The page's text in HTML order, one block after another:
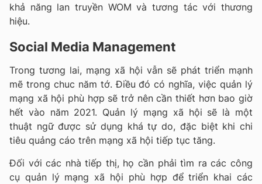
khả năng lan truyền WOM và tương tác với thương
hiệu.
Social Media Management
Trong tương lai, mạng xã hội vẫn sẽ phát triển mạnh
mẽ trong chuc năm tớ. Điều đó có nghĩa, việc quản lý
mạng xã hội phù hợp sẽ trở nên cần thiết hơn bao giờ
hết vào năm 2021. Quản lý mạng xã hội sẽ là một
thuật ngữ được sử dụng khá tự do, đặc biệt khi chi
tiêu quảng cáo trên mạng xã hội tiếp tục tăng.
Đối với các nhà tiếp thị, họ cần phải tìm ra các công
cụ quản lý mạng xã hội phù hợp để triển khai các